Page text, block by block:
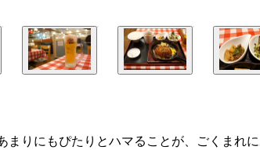
りにもぴたりとハマることが、ごくまれ